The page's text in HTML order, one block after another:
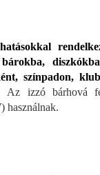
színpadon,
Az izzó bárhová
használnak.